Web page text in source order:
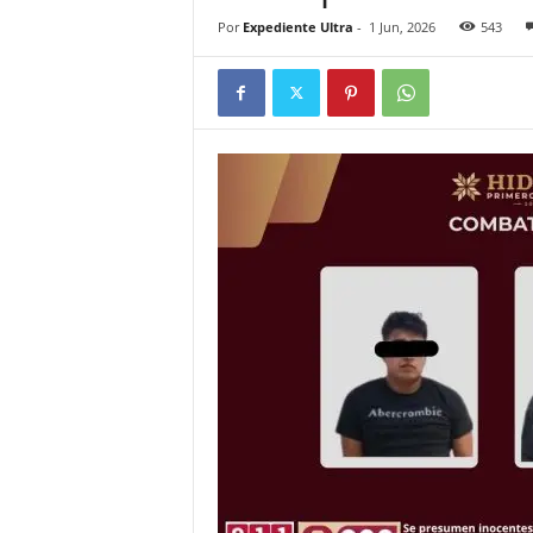
Por Expediente Ultra - 1 Jun, 2026 543